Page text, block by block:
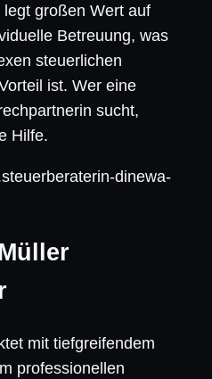
großen Wert auf
Betreuung, was
steuerlichen
ist. Wer eine
sucht,
Hilfe.
dinewa-
mit tiefgreifendem
professionellen